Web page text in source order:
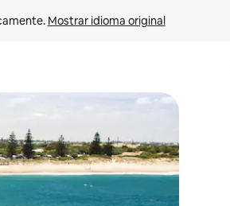
Mostrar idioma original